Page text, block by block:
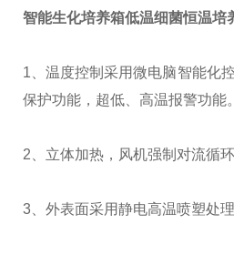
智能生化培养箱低温细菌恒温培
1、温度控制采用微电脑智能化
保护功能，超低、高温报警功能。
2、立体加热，风机强制对流循
3、外表面采用静电高温喷塑处